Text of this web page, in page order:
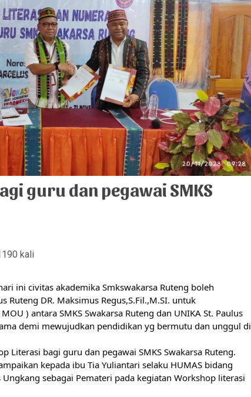
guru dan pegawai SMKS
kali
ini civitas akademika Smkswakarsa Ruteng boleh
Ruteng DR. Maksimus Regus,S.Fil.,M.SI. untuk
) antara SMKS Swakarsa Ruteng dan UNIKA St. Paulus
demi mewujudkan pendidikan yg bermutu dan unggul di
Literasi bagi guru dan pegawai SMKS Swakarsa Ruteng.
kepada ibu Tia Yuliantari selaku HUMAS bidang
sebagai Pemateri pada kegiatan Workshop literasi